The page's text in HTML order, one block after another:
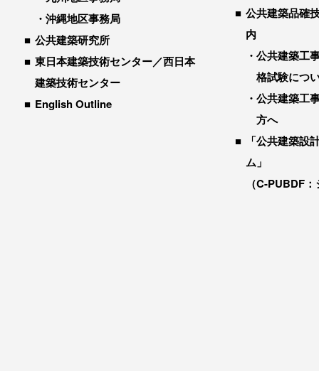
沖縄地区事務局
公共建築研究所
東日本建築技術センター／西日本
建築技術センター
English Outline
公共建築品確
内
公共建築工
格試験につ
公共建築工
方へ
「公共建築設
ム」
（C-PUBDF